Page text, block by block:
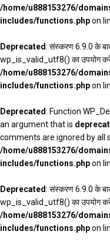
/home/u888153276/
includes/functions.phpon
Deprecated: संस्करण 6.9.0 के
wp_is_valid_utf8() का उपयोग
/home/u888153276/
includes/functions.phpon
Deprecated: Function
an argument that is
comments are ignored by all
/home/u888153276/
includes/functions.phpon
Deprecated: संस्करण 6.9.0 के
wp_is_valid_utf8() का उपयोग
/home/u888153276/
includes/functions.phpon